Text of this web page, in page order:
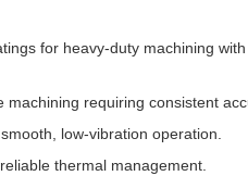
for heavy-duty machining
requiring consistent
low-vibration operation.
thermal management.